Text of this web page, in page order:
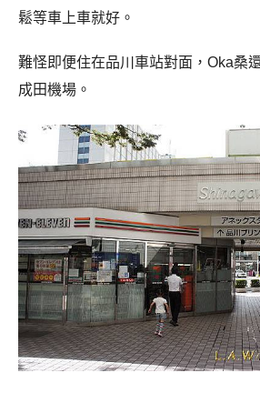
鬆等車上車就好。
難怪即便住在品川車站對面，Oka桑
成田機場。